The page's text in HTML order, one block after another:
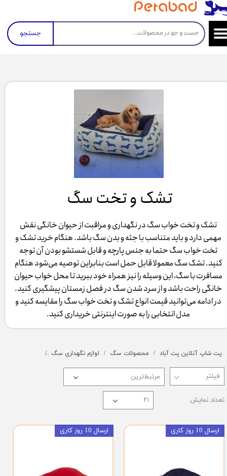
جستجو
تشک و تخت سگ ​​​​​​​
تشک و تخت خواب سگ در نگهداری و مراقبت از حیوان خانگی نقش
مهمی دارد و باید متناسب با جثه و بدن سگ باشد. هنگام خرید تشک و
تخت خواب سگ حتما به جنس پارچه و قابل شستشو بودن آن توجه
کنید. تشک سگ معمولا قابل حمل است بنابراین توصیه می‌شود هنگام
مسافرت با سگ، این وسیله را نیز همراه خود ببرید تا محل خواب حیوان
خانگی راحت باشد و از سرد شدن سگ در فصل زمستان پیشگیری کنید.
در ادامه می‌توانید قیمت انواع تشک و تخت خواب سگ را مقایسه کنید و
مدل انتخابی را به صورت اینترنتی خریداری کنید.​​​​​​​
پت شاپ آنلاین پت آباد محصولات سگ لوازم نگهداری سگ
مرتبط‌ترین
تعداد نمایش ۲۱
ارسال 10 روز کاری ارسال 10 روز کاری